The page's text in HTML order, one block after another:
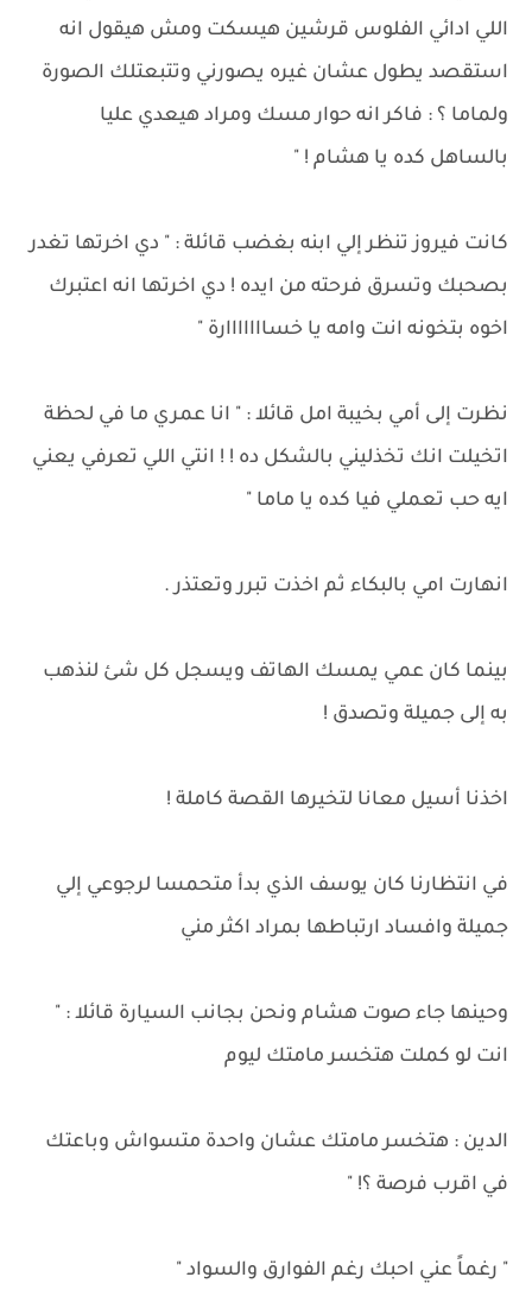
اللي ادائي الفلوس قرشين هيسكت ومش هيقول انه
استقصد يطول عشان غيره يصورني وتتبعتلك الصورة
ولماما ؟ : فاكر انه حوار مسك ومراد هيعدي عليا
بالساهل كده يا هشام ! "
كانت فيروز تنظر إلي ابنه بغضب قائلة : " دي اخرتها تغدر
بصحبك وتسرق فرحته من ايده ! دي اخرتها انه اعتبرك
اخوه بتخونه انت وامه يا خسااااااارة "
نظرت إلى أمي بخيبة امل قائلا : " انا عمري ما في لحظة
اتخيلت انك تخذليني بالشكل ده ! ! انتي اللي تعرفي يعني
ايه حب تعملي فيا كده يا ماما "
انهارت امي بالبكاء ثم اخذت تبرر وتعتذر .
بينما كان عمي يمسك الهاتف ويسجل كل شئ لنذهب
به إلى جميلة وتصدق !
اخذنا أسيل معانا لتخيرها القصة كاملة !
في انتظارنا كان يوسف الذي بدأ متحمسا لرجوعي إلي
جميلة وافساد ارتباطها بمراد اكثر مني
وحينها جاء صوت هشام ونحن بجانب السيارة قائلا : "
انت لو كملت هتخسر مامتك ليوم
الدين : هتخسر مامتك عشان واحدة متسواش وباعتك
في اقرب فرصة ؟! "
" رغماً عني احبك رغم الفوارق والسواد "